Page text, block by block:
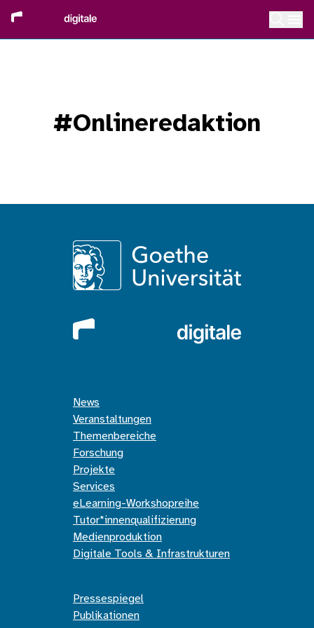
#Onlineredaktion
News
Veranstaltungen
Themenbereiche
Forschung
Projekte
Services
eLearning-Workshopreihe
Tutor*innenqualifizierung
Medienproduktion
Digitale Tools & Infrastrukturen
Pressespiegel
Publikationen